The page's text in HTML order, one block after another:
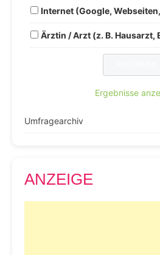
Internet (Google,
Ärztin / Arzt (z. B. Hausarzt,
Ergebnisse
Umfragearchiv
ANZEIGE